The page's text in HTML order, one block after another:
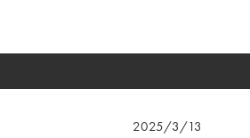
2025/3/13